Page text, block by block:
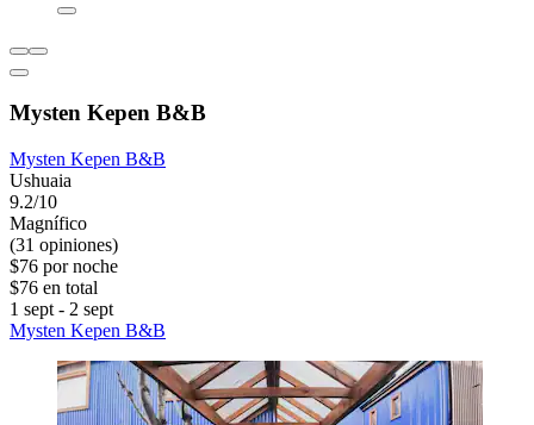
Mysten Kepen B&B
Mysten Kepen B&B
Ushuaia
9.2/10
Magnífico
(31 opiniones)
$76 por noche
$76 en total
1 sept - 2 sept
Mysten Kepen B&B